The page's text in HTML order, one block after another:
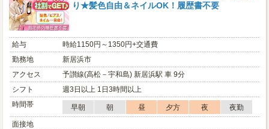
り★髪色自由＆ネイルOK！履歴書不要
給与
時給1150円～1350円+交通費
勤務地
新居浜市
アクセス
予讃線(高松－宇和島) 新居浜駅 車 9分
シフト
週3日以上 1日3時間以上
時間帯
早朝 朝 昼 夕方 夜
夜勤
面接地